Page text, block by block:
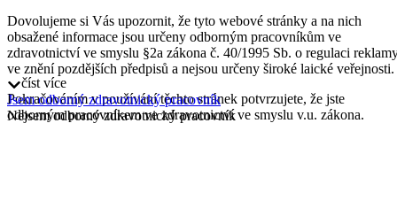
Dovolujeme si Vás upozornit, že tyto webové stránky a na nich
obsažené informace jsou určeny odborným pracovníkům ve
zdravotnictví ve smyslu §2a zákona č. 40/1995 Sb. o regulaci
ve znění pozdějších předpisů a nejsou určeny široké laické veřejnosti.
Pokračováním v používání těchto stránek potvrzujete, že jste
odborným pracovníkem ve zdravotnictví ve smyslu v.u. zákona.
číst více
Jsem odborný zdravotnický pracovník
Nejsem odborný zdravotnický pracovník